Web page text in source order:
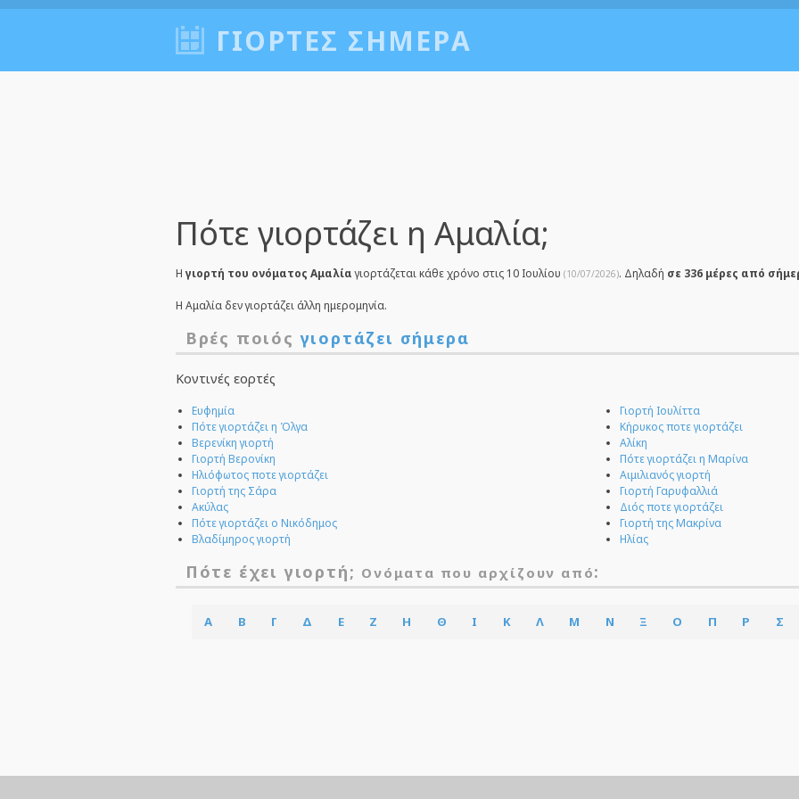
ΓΙΟΡΤΈΣ ΣΉΜΕΡΑ
Πότε γιορτάζει η Αμαλία;
Η γιορτή του ονόματος Αμαλίαγιορτάζεται κάθε χρόνο στις 10 Ιουλίου (10/07/2026). Δηλαδή σε 336 μέρες από
Η Αμαλία δεν γιορτάζει άλλη ημερομηνία.
Βρές ποιόςγιορτάζει σήμερα
Κοντινές εορτές
Ευφημία
Πότε γιορτάζει η Όλγα
Βερενίκη γιορτή
Γιορτή Βερονίκη
Ηλιόφωτος ποτε γιορτάζει
Γιορτή της Σάρα
Ακύλας
Πότε γιορτάζει ο Νικόδημος
Βλαδίμηρος γιορτή
Γιορτή Ιουλίττα
Κήρυκος ποτε γιορτάζει
Αλίκη
Πότε γιορτάζει η Μαρίνα
Αιμιλιανός γιορτή
Γιορτή Γαρυφαλλιά
Διός ποτε γιορτάζει
Γιορτή της Μακρίνα
Ηλίας
Πότε έχει γιορτή; Ονόματα που αρχίζουν από:
Α Β Γ Δ Ε Ζ Η Θ Ι Κ Λ Μ Ν Ξ Ο Π Ρ Σ